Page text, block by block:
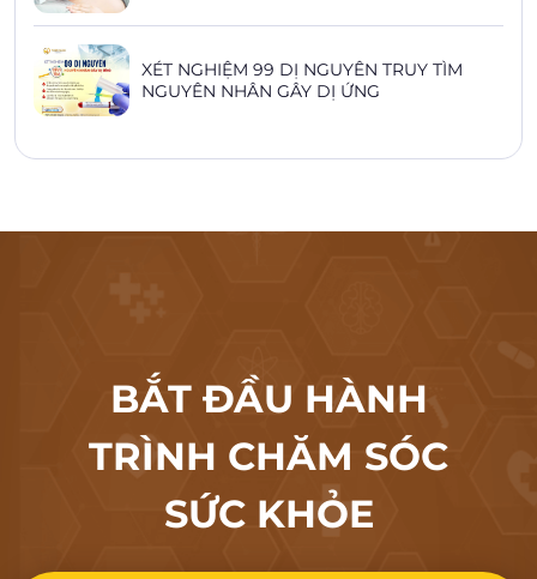
XÉT NGHIỆM 99 DỊ NGUYÊN TRUY TÌM
NGUYÊN NHÂN GÂY DỊ ỨNG
BẮT ĐẦU HÀNH
TRÌNH CHĂM SÓC
SỨC KHỎE